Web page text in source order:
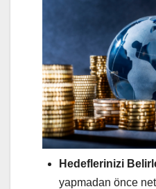
Hedeflerinizi
yapmadan önce